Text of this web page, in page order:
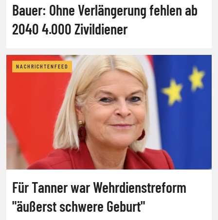
Bauer: Ohne Verlängerung fehlen ab
2040 4.000 Zivildiener
NACHRICHTENFEED
Für Tanner war Wehrdienstreform
"äußerst schwere Geburt"